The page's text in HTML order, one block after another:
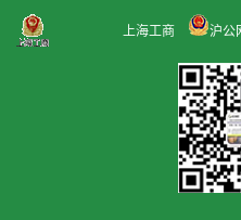
上海工商
沪公